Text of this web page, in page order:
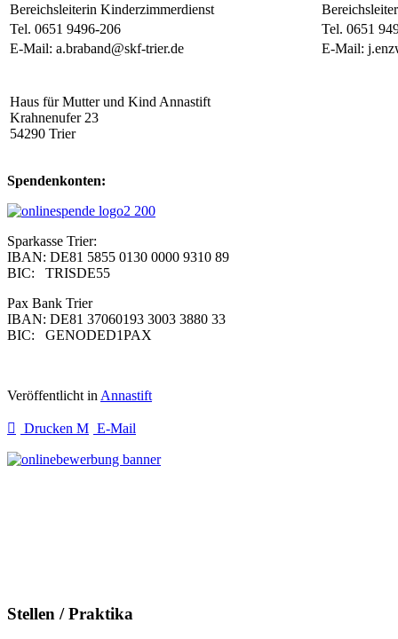
Bereichsleiterin Kinderzimmerdienst
Tel. 0651 9496-206
Tel. 0651
E-Mail: a.braband@skf-trier.de
E-Mail:
Haus für Mutter und Kind Annastift
Krahnenufer 23
54290 Trier
Spendenkonten:
Sparkasse Trier:
IBAN: DE81 5855 0130 0000 9310 89
BIC: TRISDE55
Pax Bank Trier
IBAN: DE81 37060193 3003 3880 33
BIC: GENODED1PAX
Veröffentlicht in Annastift
Drucken E-Mail
Stellen / Praktika